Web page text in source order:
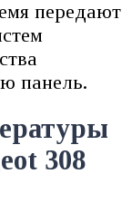
передают
панель.
308